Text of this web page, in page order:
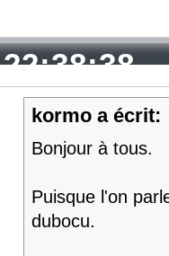
kormo a écrit:
Bonjour à tous.
Puisque l'on
dubocu.